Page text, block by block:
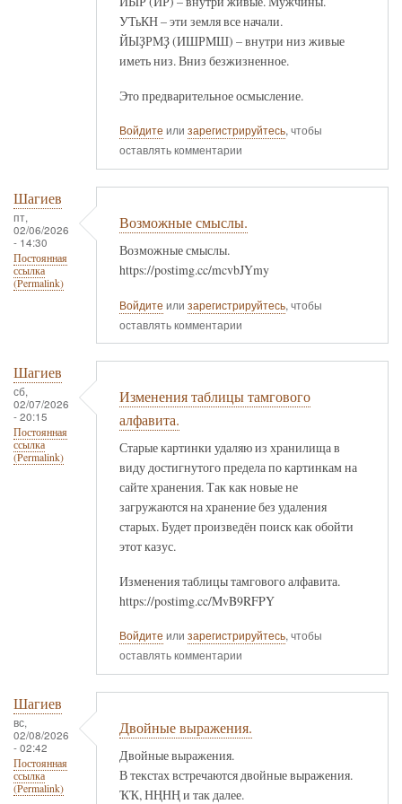
УТьКН – эти земля все начали.
ЙЫҘРМҘ (ИШРМШ) – внутри низ живые
иметь низ. Вниз безжизненное.
Это предварительное осмысление.
Войдите или зарегистрируйтесь, чтобы
оставлять комментарии
Шагиев
пт,
02/06/2026
- 14:30
Постоянная
ссылка
(Permalink)
Возможные смыслы.
Возможные смыслы.
https://postimg.cc/mcvbJYmy
Войдите или зарегистрируйтесь, чтобы
оставлять комментарии
Шагиев
сб,
02/07/2026
- 20:15
Постоянная
ссылка
(Permalink)
Изменения таблицы тамгового
алфавита.
Старые картинки удаляю из хранилища в
виду достигнутого предела по картинкам на
сайте хранения. Так как новые не
загружаются на хранение без удаления
старых. Будет произведён поиск как обойти
этот казус.
Изменения таблицы тамгового алфавита.
https://postimg.cc/MvB9RFPY
Войдите или зарегистрируйтесь, чтобы
оставлять комментарии
Шагиев
вс,
02/08/2026
- 02:42
Постоянная
ссылка
(Permalink)
Двойные выражения.
Двойные выражения.
В текстах встречаются двойные выражения.
ҠҠ, НҢНҢ и так далее.